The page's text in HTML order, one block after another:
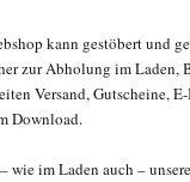
kann gestöbert und
zur Abholung im Laden,
Versand, Gutscheine,
Download.
wie im Laden auch – unsere